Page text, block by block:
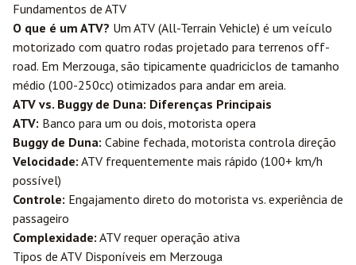
Fundamentos de ATV
O que é um ATV? Um ATV (All-Terrain Vehicle) é um veículo
motorizado com quatro rodas projetado para terrenos off-
road. Em Merzouga, são tipicamente quadriciclos de tamanho
médio (100-250cc) otimizados para andar em areia.
ATV vs. Buggy de Duna: Diferenças Principais
ATV: Banco para um ou dois, motorista opera
Buggy de Duna: Cabine fechada, motorista controla direção
Velocidade: ATV frequentemente mais rápido (100+ km/h
possível)
Controle: Engajamento direto do motorista vs. experiência de
passageiro
Complexidade: ATV requer operação ativa
Tipos de ATV Disponíveis em Merzouga